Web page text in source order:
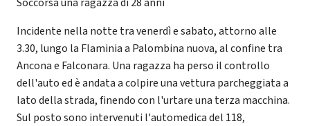
Incidente nella notte tra venerdì e sabato, attorno alle
3.30, lungo la Flaminia a Palombina nuova, al confine tra
Ancona e Falconara. Una ragazza ha perso il controllo
dell'auto ed è andata a colpire una vettura parcheggiata a
lato della strada, finendo con l'urtare una terza macchina.
Sul posto sono intervenuti l'automedica del 118,